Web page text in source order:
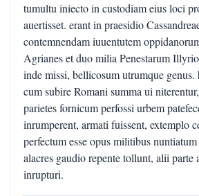
tumultu iniecto in custodiam eius loci
auertisset. erant in praesidio
contemnendam iuuentutem
Agrianes et duo milia Penestarum
inde missi, bellicosum utrumque genus.
cum subire Romani summa ui
parietes fornicum perfossi urbem
inrumperent, armati fuissent, extemplo
perfectum esse opus militibus
alacres gaudio repente tollunt, alii parte
inrupturi.